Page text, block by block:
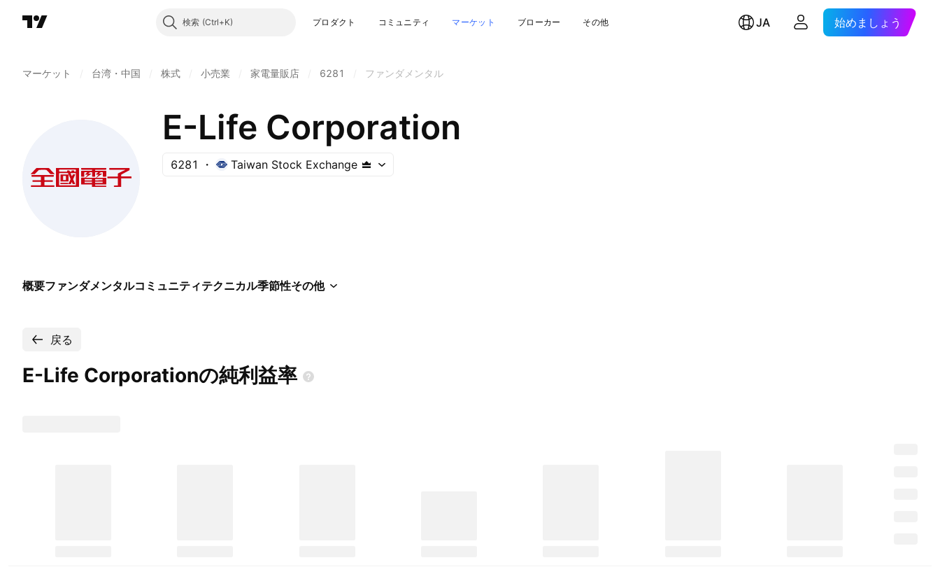
検索 プロダクト コミュニティ マーケット ブローカー その他 JA 始めましょう
マーケット 台湾・中国 株式 小売業 家電量販店 6281 ファンダメンタル
E-Life Corporation
6281 Taiwan Stock Exchange
概要ファンダメンタルコミュニティテクニカル季節性その他
戻る
E-Life Corporationの純利益率